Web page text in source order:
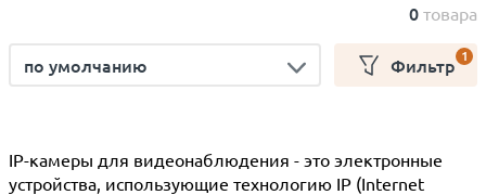
0 товара
по умолчанию Фильтр 1
IP-камеры для видеонаблюдения - это электронные
устройства, использующие технологию IP (Internet